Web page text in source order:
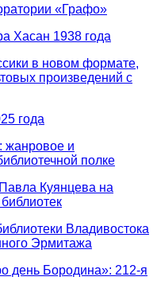
«Графо»
Хасан 1938 года
в новом формате,
произведений с
года
жанровое и
полке
Куянцева на
Владивостока
Эрмитажа
день Бородина»: 212-я